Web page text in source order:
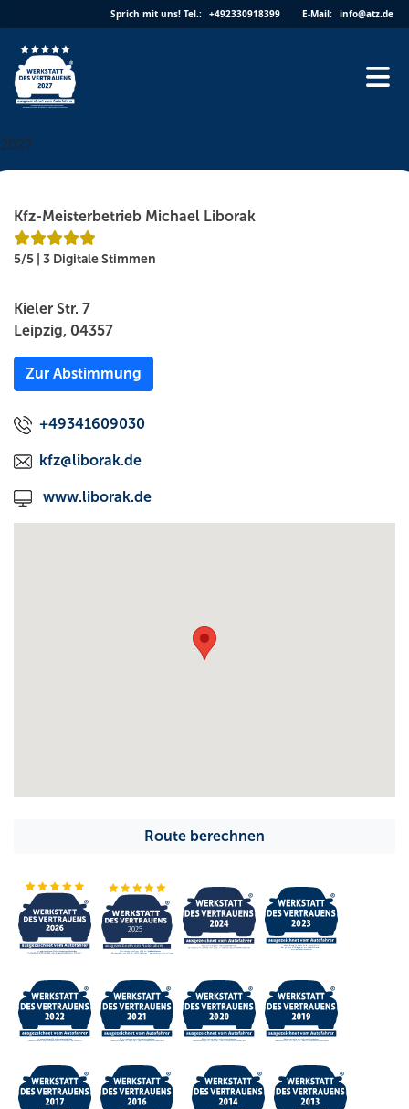
to
content
Sprich mit uns! Tel.: +492330918399 E-Mail: info@atz.de
2027
Kfz-Meisterbetrieb Michael Liborak
5/5 | 3 Digitale Stimmen
Kieler Str. 7
Leipzig, 04357
Zur Abstimmung
+49341609030
kfz@liborak.de
www.liborak.de
Route berechnen